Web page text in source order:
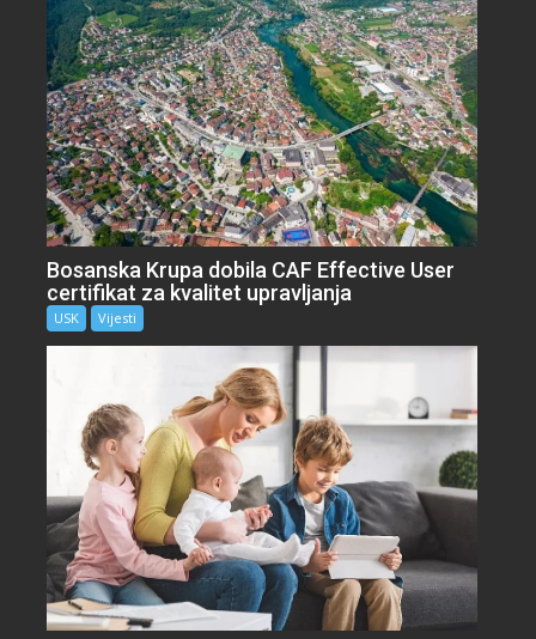
Bosanska Krupa dobila CAF Effective User
certifikat za kvalitet upravljanja
USK Vijesti